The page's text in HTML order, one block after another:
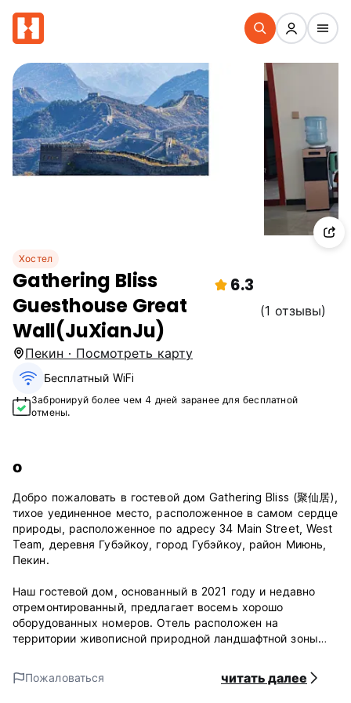
Хостел
Gathering Bliss
Guesthouse Great
Wall(JuXianJu)
6.3
(1 отзывы)
Пекин · Посмотреть карту
Бесплатный WiFi
Забронируй более чем 4 дней заранее для бесплатной
отмены.
о
Добро пожаловать в гостевой дом Gathering Bliss (聚仙居),
тихое уединенное место, расположенное в самом сердце
природы, расположенное по адресу 34 Main Street, West
Team, деревня Губэйкоу, город Губэйкоу, район Миюнь,
Пекин.
Наш гостевой дом, основанный в 2021 году и недавно
отремонтированный, предлагает восемь хорошо
оборудованных номеров. Отель расположен на
территории живописной природной ландшафтной зоны
очаровательного водного города Губейкоу и
величественной Великой стены Симатай. Знаменитая
Пожаловаться читать далее